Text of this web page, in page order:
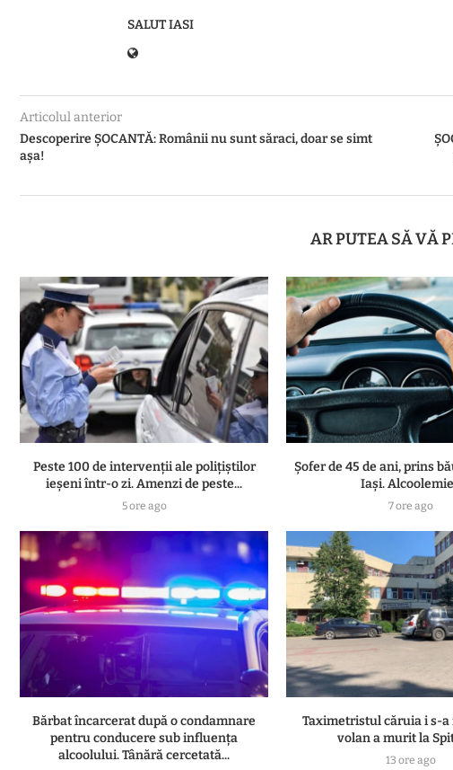
SALUT IASI
Articolul anterior
Descoperire ȘOCANTĂ: Românii nu sunt săraci, doar se simt
așa!
AR PUTEA SĂ VĂ
Peste 100 de intervenții ale polițiștilor
ieșeni într-o zi. Amenzi de peste...
5 ore ago
Șofer de 45 de ani, prins
Iași.
7 ore ago
Bărbat încarcerat după o condamnare
pentru conducere sub influența
alcoolului. Tânără cercetată...
Taximetristul căruia i s-a
volan a murit la
13 ore ago